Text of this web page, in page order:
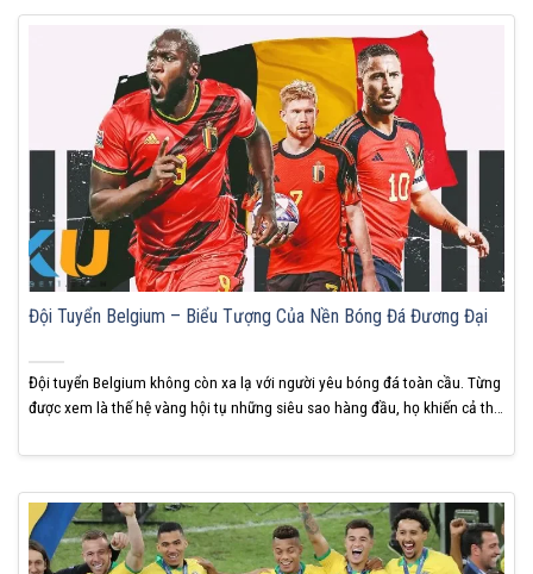
Đội Tuyển Belgium – Biểu Tượng Của Nền Bóng Đá Đương Đại
Đội tuyển Belgium không còn xa lạ với người yêu bóng đá toàn cầu. Từng
được xem là thế hệ vàng hội tụ những siêu sao hàng đầu, họ khiến cả thế
được nói ra. KUBET sẽ giúp bạn nhìn nhận...